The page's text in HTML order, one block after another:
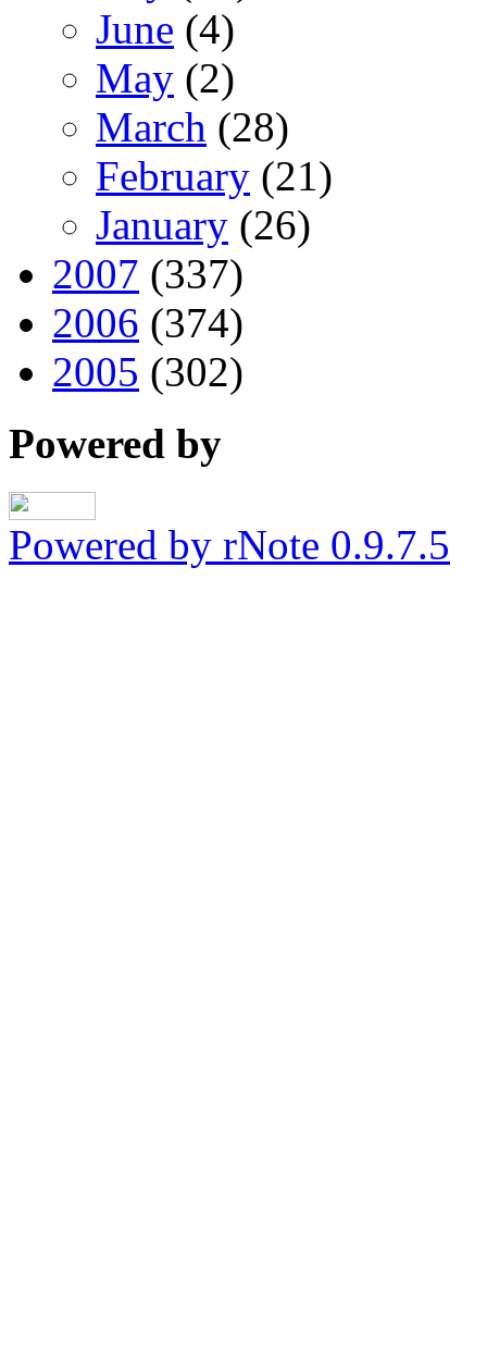
June (4)
May (2)
March (28)
February (21)
January (26)
2007 (337)
2006 (374)
2005 (302)
Powered by
Powered by rNote 0.9.7.5